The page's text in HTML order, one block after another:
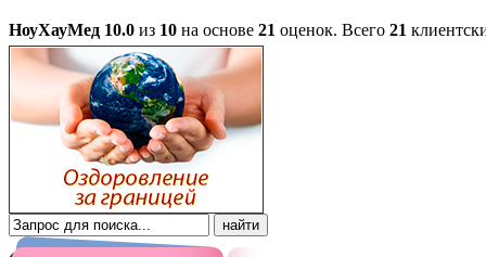
НоуХауМед 10.0 из 10 на основе 21 оценок. Всего 21